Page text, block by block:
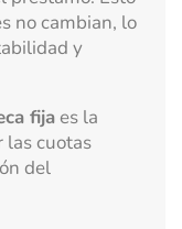
no cambian, lo
y
fija es la
las cuotas
del